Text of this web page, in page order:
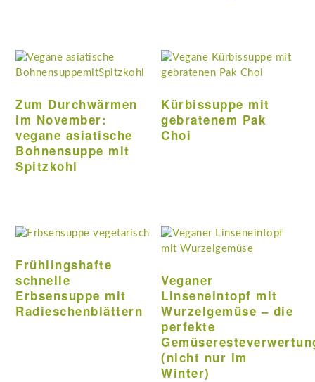
Zum Durchwärmen
im November:
vegane asiatische
Bohnensuppe mit
Spitzkohl
Kürbissuppe mit
gebratenem Pak
Choi
Frühlingshafte
schnelle
Erbsensuppe mit
Radieschenblättern
Veganer
Linseneintopf mit
Wurzelgemüse – die
perfekte
(nicht nur im
Winter)